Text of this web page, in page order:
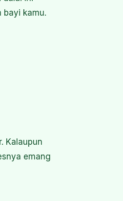
bayi kamu.
Kalaupun
emang